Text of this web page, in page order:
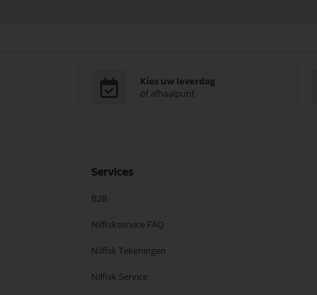
Kies uw leverdag
of afhaalpunt
Services
B2B
Nilfiskservice FAQ
Nilfisk Tekeningen
Nilfisk Service